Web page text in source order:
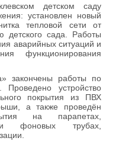
детском саду
установлен новый
тепловой сети от
детского сада. Работы
аварийных ситуаций и
функционирования
закончены работы по
Проведено устройство
покрытия из ПВХ
а также проведён
на парапетах,
фоновых трубах,